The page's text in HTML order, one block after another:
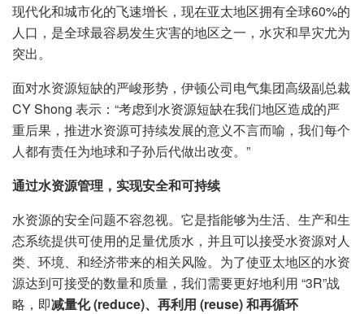
现代化和城市化的飞速增长，现在亚太地区拥有全球60%的
人口，是全球最容易发生灾害的地区之一，水灾和旱灾尤为
突出。
面对水资源短缺的严峻形势，伊顿公司电气集团高级副总裁
CY Shong 表示：“考虑到水资源短缺在我们地区造成的严
重后果，推进水资源可持续发展的意义不言而喻，我们每个
人都有责任为地球和子孙后代做出改变。”
通过水资源管理，实现安全和可持续
水资源的安全问题不容忽视。它是指能够为生活、生产和生
态系统提供可使用的足量优质水，并且可以接受水资源对人
类、环境、和经济带来的相关风险。为了使亚太地区的水资
源达到可接受的数量和质量，我们需要更好地利用 “3R”战
略，即减量化 (reduce)、再利用 (reuse) 和再循环